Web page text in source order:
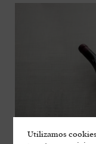
Utilizamos